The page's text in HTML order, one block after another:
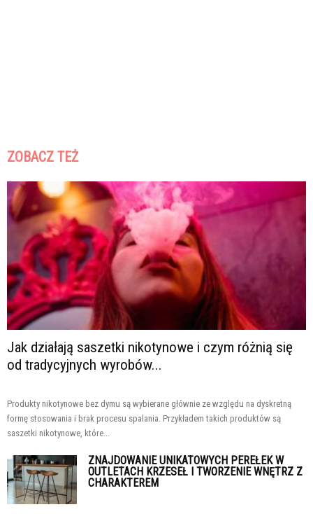
ZOBACZ TEŻ
Jak działają saszetki nikotynowe i czym różnią się
od tradycyjnych wyrobów...
Produkty nikotynowe bez dymu są wybierane głównie ze względu na dyskretną
formę stosowania i brak procesu spalania. Przykładem takich produktów są
saszetki nikotynowe, które...
ZNAJDOWANIE UNIKATOWYCH PEREŁEK W
OUTLETACH KRZESEŁ I TWORZENIE WNĘTRZ Z
CHARAKTEREM